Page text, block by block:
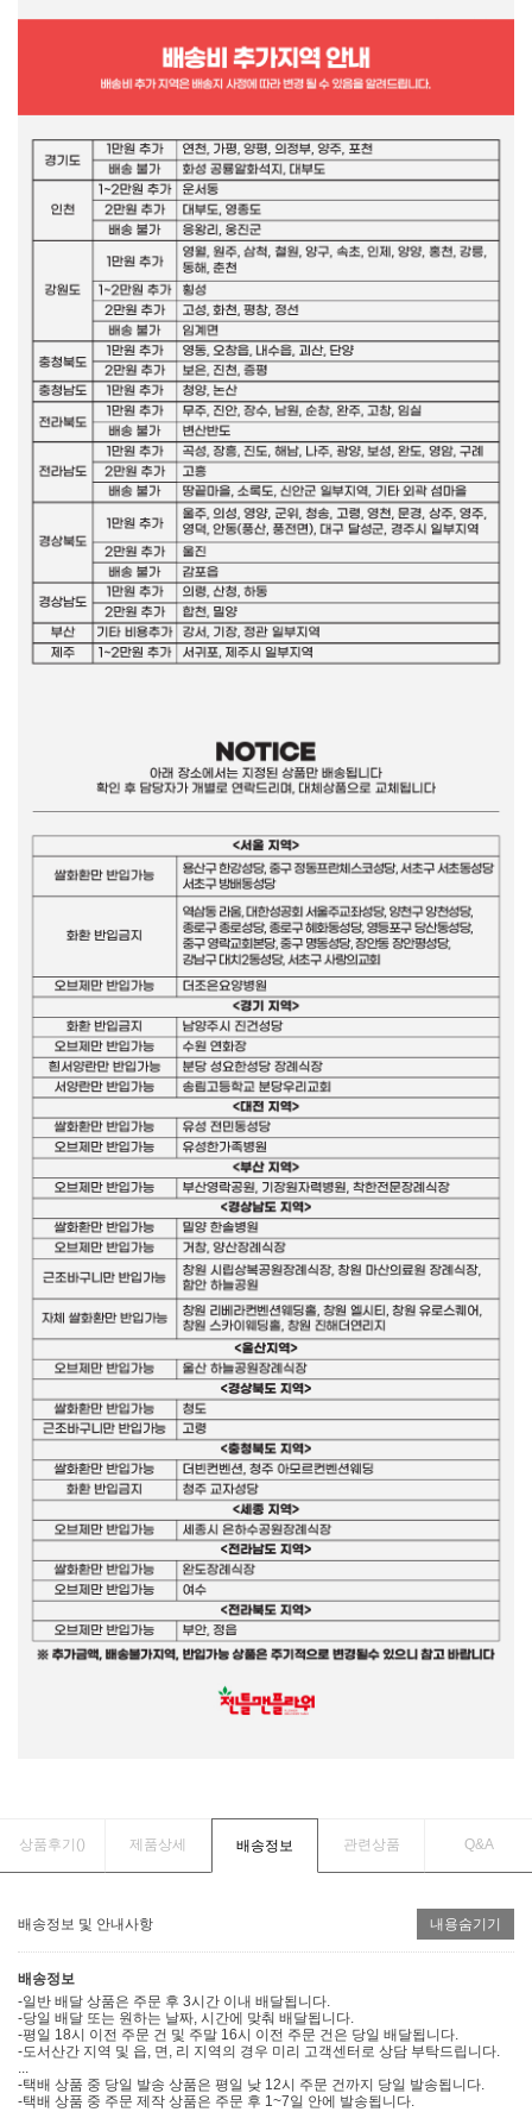
상품후기() 제품상세 배송정보 관련상품 Q&A
배송정보 및 안내사항 내용숨기기
배송정보
-일반 배달 상품은 주문 후 3시간 이내 배달됩니다.
-당일 배달 또는 원하는 날짜, 시간에 맞춰 배달됩니다.
-평일 18시 이전 주문 건 및 주말 16시 이전 주문 건은 당일 배달됩니다.
-도서산간 지역 및 읍, 면, 리 지역의 경우 미리 고객센터로 상담 부탁드립니다.
...
-택배 상품 중 당일 발송 상품은 평일 낮 12시 주문 건까지 당일 발송됩니다.
-택배 상품 중 주문 제작 상품은 주문 후 1~7일 안에 발송됩니다.